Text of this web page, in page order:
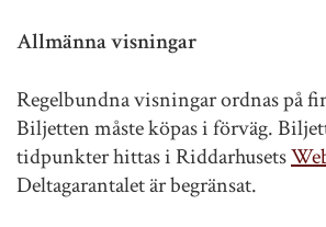
Allmänna visningar
Regelbundna visningar ordnas på
Biljetten måste köpas i förväg.
tidpunkter hittas i Riddarhusets
Deltagarantalet är begränsat.